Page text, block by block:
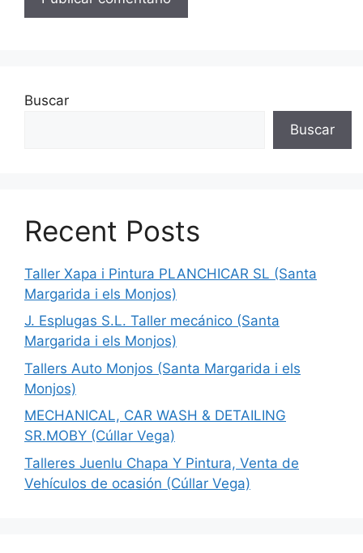
Buscar
Buscar
Recent Posts
Taller Xapa i Pintura PLANCHICAR SL (Santa
Margarida i els Monjos)
J. Esplugas S.L. Taller mecánico (Santa
Margarida i els Monjos)
Tallers Auto Monjos (Santa Margarida i els
Monjos)
MECHANICAL, CAR WASH & DETAILING
SR.MOBY (Cúllar Vega)
Talleres Juenlu Chapa Y Pintura, Venta de
Vehículos de ocasión (Cúllar Vega)